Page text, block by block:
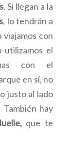
. Si llegan a la
, lo tendrán a
con
utilizamos el
con el
en sí, no
justo al lado
hay
que te